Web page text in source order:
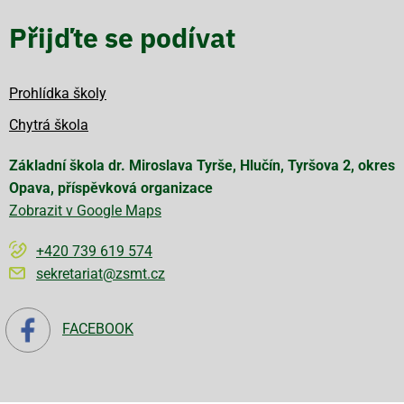
Přijďte se podívat
Prohlídka školy
Chytrá škola
Základní škola dr. Miroslava Tyrše, Hlučín, Tyršova 2, okres
Opava, příspěvková organizace
Zobrazit v Google Maps
+420 739 619 574
sekretariat@zsmt.cz
FACEBOOK